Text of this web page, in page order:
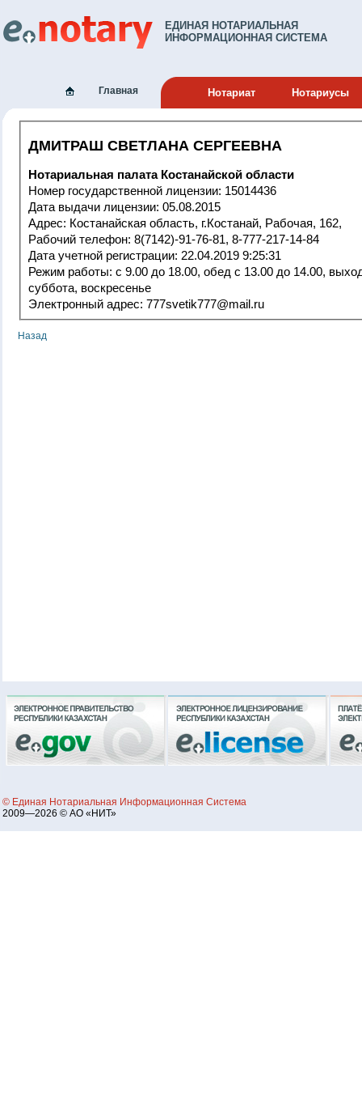
ЕДИНАЯ НОТАРИАЛЬНАЯ
ИНФОРМАЦИОННАЯ СИСТЕМА
Главная Нотариат Нотариусы
ДМИТРАШ СВЕТЛАНА СЕРГЕЕВНА
Нотариальная палата Костанайской области
Номер государственной лицензии: 15014436
Дата выдачи лицензии: 05.08.2015
Адрес: Костанайская область, г.Костанай, Рабочая, 162,
Рабочий телефон: 8(7142)-91-76-81, 8-777-217-14-84
Дата учетной регистрации: 22.04.2019 9:25:31
Режим работы: с 9.00 до 18.00, обед с 13.00 до 14.00, выходные:
суббота, воскресенье
Электронный адрес: 777svetik777@mail.ru
Назад
© Единая Нотариальная Информационная Система
2009—2026 © АО «НИТ»